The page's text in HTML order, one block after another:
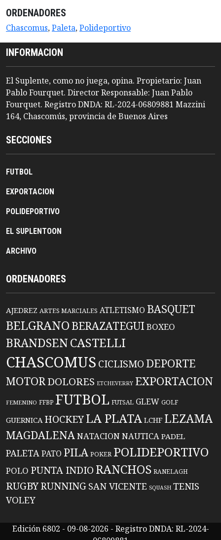
ORDENADORES
Chascomus,Paleta,Polideportivo
INFORMACION
El Suplente, como no juega, opina. Propietario: Juan
Pablo Fourquet. Director Responsable: Juan Pablo
Fourquet. Registro DNDA: RL-2024-06809881 Mazzini
164, Chascomús, provincia de Buenos Aires
SECCIONES
FUTBOL
EXPORTACION
POLIDEPORTIVO
EL SUPLENTOON
ARCHIVO
ORDENADORES
AJEDREZ ARTES MARCIALES ATLETISMO BASQUET
BELGRANO BERAZATEGUIBOXEO
BRANDSENCASTELLI
CHASCOMUS CICLISMO DEPORTE
MOTORDOLORES ETCHEVERRY EXPORTACION
FEMENINO FFBP FUTBOL FUTSAL GLEW GOLF
GUERNICA HOCKEYLA PLATA LCHF LEZAMA
MAGDALENANATACIONNAUTICA PADEL
PALETAPATO PILA POKER POLIDEPORTIVO
POLO PUNTA INDIO RANCHOS RANELAGH
RUGBYRUNNING SAN VICENTE SQUASH TENIS
VOLEY
Edición 6802 - 09-08-2026 - Registro DNDA: RL-2024-